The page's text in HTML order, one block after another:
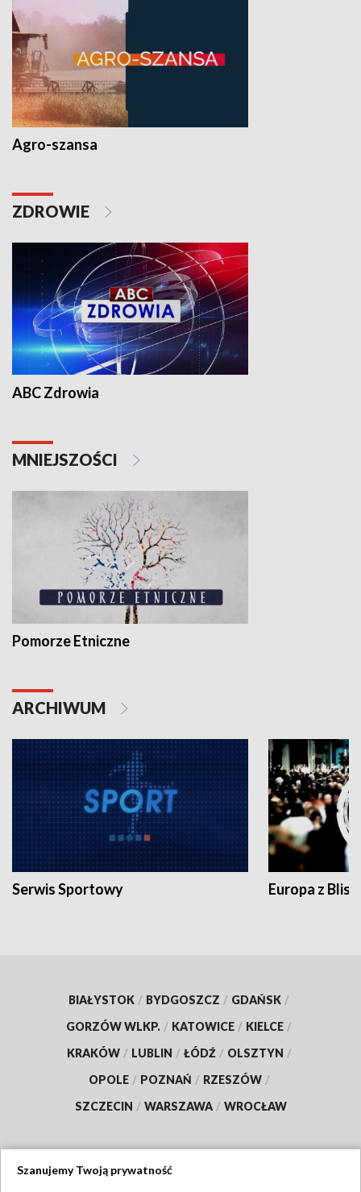
Agro-szansa
ZDROWIE
ABC Zdrowia
MNIEJSZOŚCI
Pomorze Etniczne
ARCHIWUM
Serwis Sportowy Europa z
BIAŁYSTOK / BYDGOSZCZ / GDAŃSK /
GORZÓW WLKP. / KATOWICE / KIELCE /
KRAKÓW / LUBLIN / ŁÓDŹ / OLSZTYN /
OPOLE / POZNAŃ / RZESZÓW /
SZCZECIN / WARSZAWA / WROCŁAW
Szanujemy Twoją prywatność